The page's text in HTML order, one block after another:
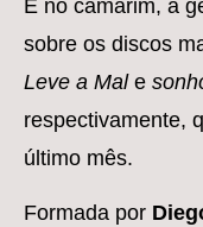
E no camarim, a
sobre os discos
Leve a Mal e
respectivamente,
último mês.
Formada por